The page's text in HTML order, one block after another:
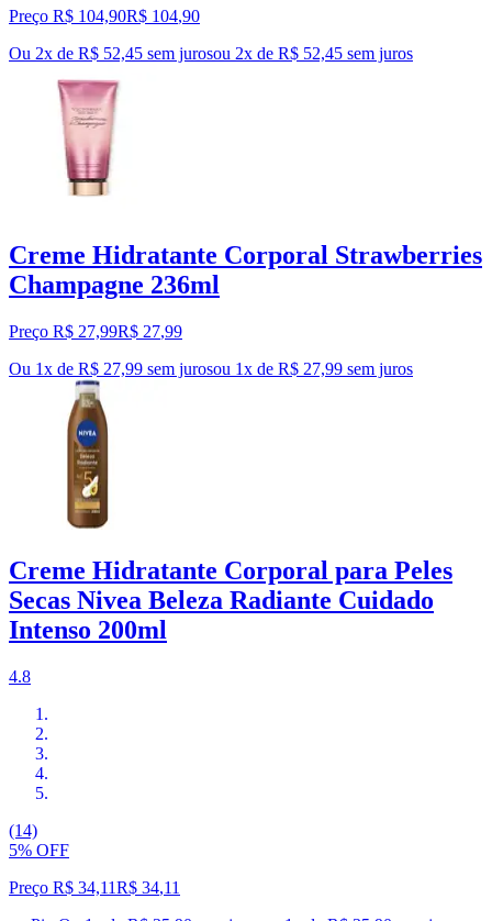
Preço R$ 104,90R$ 104,90
Ou 2x de R$ 52,45 sem jurosou 2x de R$ 52,45 sem juros
Creme Hidratante Corporal Strawberries
Champagne 236ml
Preço R$ 27,99R$ 27,99
Ou 1x de R$ 27,99 sem jurosou 1x de R$ 27,99 sem juros
Creme Hidratante Corporal para Peles
Secas Nivea Beleza Radiante Cuidado
Intenso 200ml
4.8
(14)
5% OFF
Preço R$ 34,11R$ 34,11